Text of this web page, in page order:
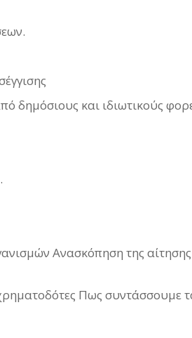
δημόσιους και ιδιωτικούς
Ανασκόπηση της αίτησης
Πως συντάσσουμε